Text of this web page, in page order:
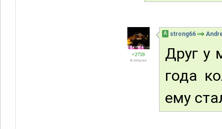
+2759
В отпуске
А strong66
Друг у
года
ему